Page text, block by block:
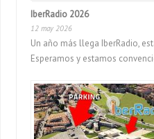
IberRadio 2026
12 may 2026
Un año más llega IberRadio,
Esperamos y estamos